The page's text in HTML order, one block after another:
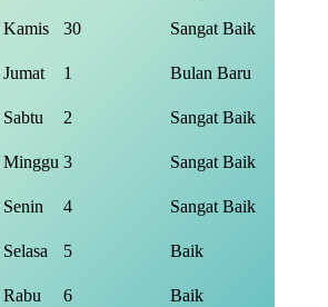
Kamis 30
Sangat Baik
Jumat 1
Bulan Baru
Sabtu 2
Sangat Baik
Minggu 3
Sangat Baik
Senin 4
Sangat Baik
Selasa 5
Baik
Rabu 6
Baik